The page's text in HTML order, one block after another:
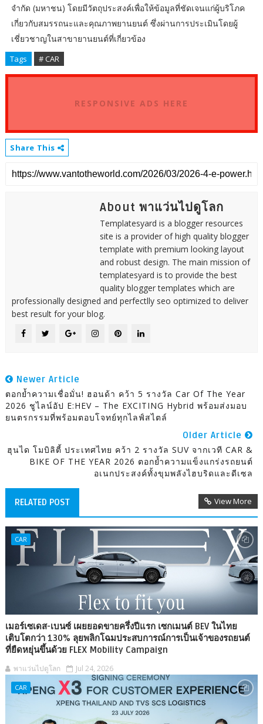
จำกัด (มหาชน) โดยมีวัตถุประสงค์เพื่อให้ข้อมูลที่ชัดเจนแก่ผู้บริโภค
เกี่ยวกับสมรรถนะและคุณภาพยานยนต์ ซึ่งผ่านการประเมินโดยผู้
เชี่ยวชาญในสาขายานยนต์ที่เกี่ยวข้อง
Tags # CAR
RESPONSIVE ADS HERE
Share This
About พาแว่นไปดูโลก
Templatesyard is a blogger resources
site is a provider of high quality blogger
template with premium looking layout
and robust design. The main mission of
templatesyard is to provide the best
quality blogger templates which are
professionally designed and perfectlly seo optimized to deliver
best result for your blog.
Newer Article
ตอกย้ำความเชื่อมั่น! ฮอนด้า คว้า 5 รางวัล Car Of The Year
2026 ชูไลน์อัป E:HEV – The EXCITING Hybrid พร้อมส่งมอบ
ยนตรกรรมที่พร้อมตอบโจทย์ทุกไลฟ์สไตล์
Older Article
ฮุนได โมบิลิตี้ ประเทศไทย คว้า 2 รางวัล SUV จากเวที CAR &
BIKE OF THE YEAR 2026 ตอกย้ำความแข็งแกร่งรถยนต์
อเนกประสงค์ทั้งขุมพลังไฮบริดและดีเซล
RELATED POST View More
CAR
เมอร์เซเดส-เบนซ์ เผยยอดขายครึ่งปีแรก เซกเมนต์ BEV ในไทย
เติบโตกว่า 130% ลุยพลิกโฉมประสบการณ์การเป็นเจ้าของรถยนต์
ที่ยืดหยุ่นขึ้นด้วย FLEX Mobility Campaign
พาแว่นไปดูโลก Jul 24, 2026
CAR